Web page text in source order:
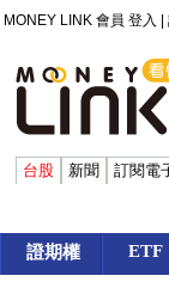
MONEY LINK 會員 登入
台股 新聞 訂閱電
證期權 ETF